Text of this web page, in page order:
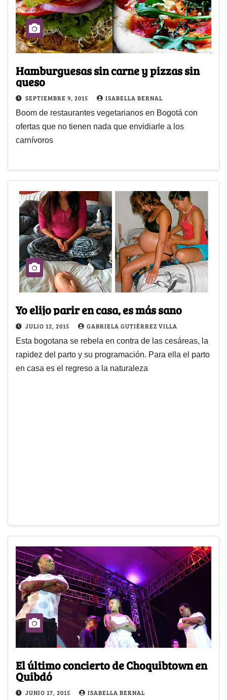
Hamburguesas sin carne y pizzas sin
queso
SEPTIEMBRE 9, 2015 ISABELLA BERNAL
Boom de restaurantes vegetarianos en Bogotá con
ofertas que no tienen nada que envidiarle a los
carnívoros
Yo elijo parir en casa, es más sano
JULIO 12, 2015 GABRIELA GUTIÉRREZ VILLA
Esta bogotana se rebela en contra de las cesáreas, la
rapidez del parto y su programación. Para ella el parto
en casa es el regreso a la naturaleza
El último concierto de Choquibtown en
Quibdó
JUNIO 17, 2015 ISABELLA BERNAL